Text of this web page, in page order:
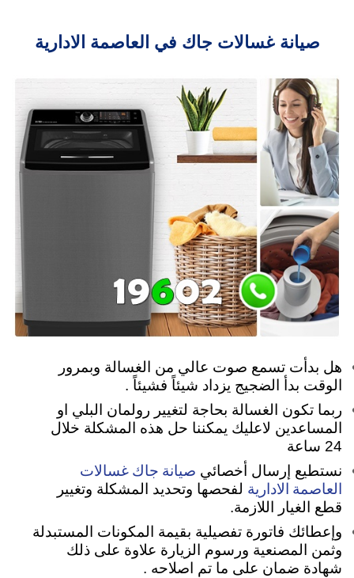
صيانة غسالات جاك في العاصمة الادارية
هل بدأت تسمع صوت عالي من الغسالة وبمرور
الوقت بدأ الضجيج يزداد شيئاً فشيئاً .
ربما تكون الغسالة بحاجة لتغيير رولمان البلي او
المساعدين لاعليك يمكننا حل هذه المشكلة خلال
24 ساعة
نستطيع إرسال أخصائي صيانة جاك غسالات
العاصمة الادارية لفحصها وتحديد المشكلة وتغيير
قطع الغيار اللازمة.
وإعطائك فاتورة تفصيلية بقيمة المكونات المستبدلة
وثمن المصنعية ورسوم الزيارة علاوة على ذلك
شهادة ضمان على ما تم اصلاحه .